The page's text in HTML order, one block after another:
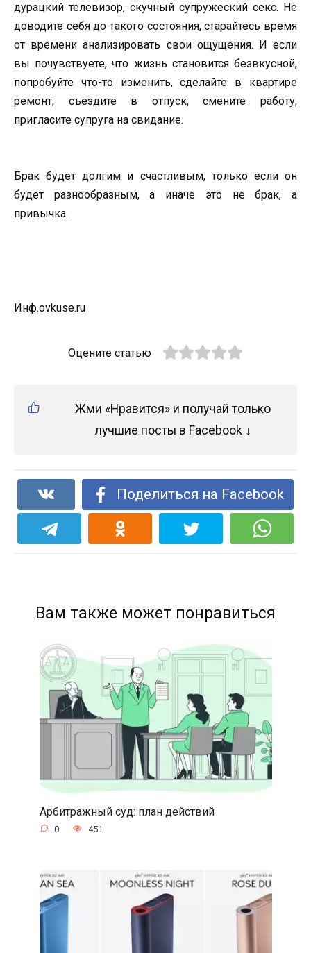
дурацкий телевизор, скучный супружеский секс. Не
доводите себя до такого состояния, старайтесь время
от времени анализировать свои ощущения. И если
вы почувствуете, что жизнь становится безвкусной,
попробуйте что-то изменить, сделайте в квартире
ремонт, съездите в отпуск, смените работу,
пригласите супруга на свидание.
Брак будет долгим и счастливым, только если он
будет разнообразным, а иначе это не брак, а
привычка.
Инф.ovkuse.ru
Оцените статью
Жми «Нравится» и получай только
лучшие посты в Facebook ↓
Поделиться на Facebook
Вам также может понравиться
Арбитражный суд: план действий
0 451